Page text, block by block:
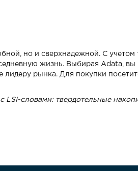
но и сверхнадежной. С
жизнь. Выбирая Adata, вы
лидеру рынка. Для покупки
LSI-словами: твердотельные